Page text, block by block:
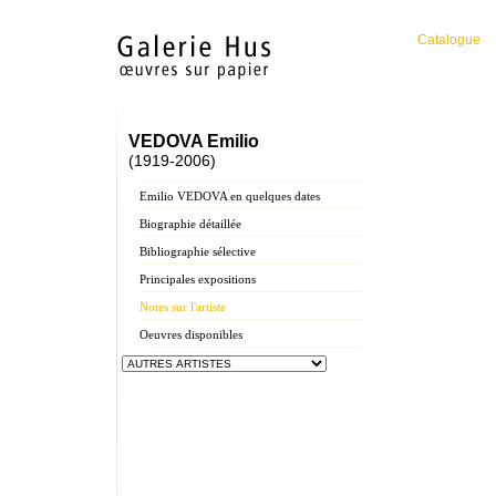
Catalogue
VEDOVA Emilio
(1919-2006)
Emilio VEDOVA en quelques dates
Biographie détaillée
Bibliographie sélective
Principales expositions
Notes sur l'artiste
Oeuvres disponibles